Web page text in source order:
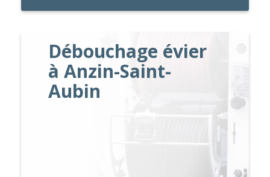
Débouchage évier
à Anzin-Saint-
Aubin